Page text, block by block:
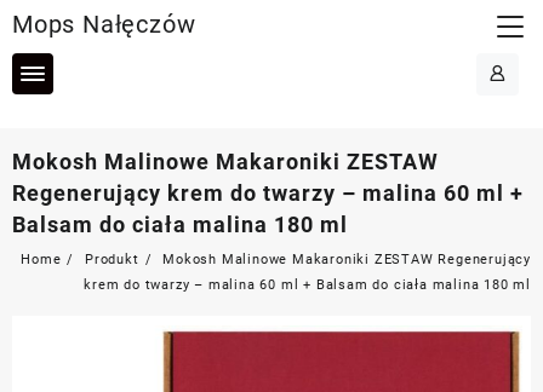
to
content
Mops Nałęczów
Mokosh Malinowe Makaroniki ZESTAW
Regenerujący krem do twarzy – malina 60 ml +
Balsam do ciała malina 180 ml
Home Produkt
Mokosh Malinowe Makaroniki ZESTAW Regenerujący
krem do twarzy – malina 60 ml + Balsam do ciała malina 180 ml